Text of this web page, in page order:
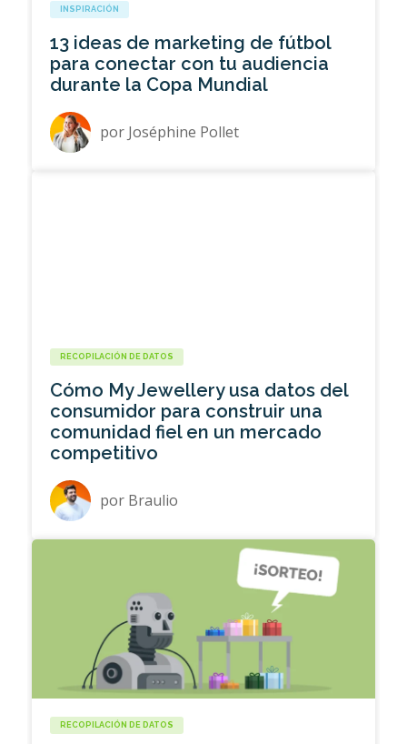
INSPIRACIÓN
13 ideas de marketing de fútbol
para conectar con tu audiencia
durante la Copa Mundial
por Joséphine Pollet
RECOPILACIÓN DE DATOS
Cómo My Jewellery usa datos del
consumidor para construir una
comunidad fiel en un mercado
competitivo
por Braulio
RECOPILACIÓN DE DATOS